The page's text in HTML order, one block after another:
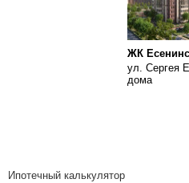
ЖК
ул. Сергея
дома
Ипотечный калькулятор